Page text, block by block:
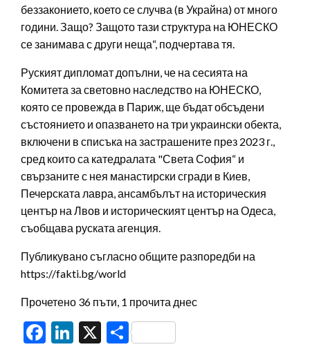
беззаконието, което се случва (в Украйна) от много
години. Защо? Защото тази структура на ЮНЕСКО
се занимава с други неща“, подчертава тя.
Руският дипломат допълни, че на сесията на
Комитета за световно наследство на ЮНЕСКО,
която се провежда в Париж, ще бъдат обсъдени
състоянието и опазването на три украински обекта,
включени в списъка на застрашените през 2023 г.,
сред които са катедралата "Света София“ и
свързаните с нея манастирски сгради в Киев,
Печерската лавра, ансамбълът на историческия
център на Лвов и историческият център на Одеса,
съобщава руската агенция.
Публикувано съгласно общите разпоредби на
https://fakti.bg/world
Прочетено 36 пъти, 1 прочита днес
Facebook
LinkedIn
X Share